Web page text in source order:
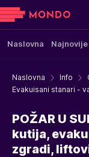
Naslovna Najnovije
Naslovna Info
Evakuisani stanari -
POŽAR U
kutija,
zgradi,